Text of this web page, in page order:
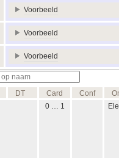
Voorbeeld
Voorbeeld
Voorbeeld
DT Card Conf
0 … 1